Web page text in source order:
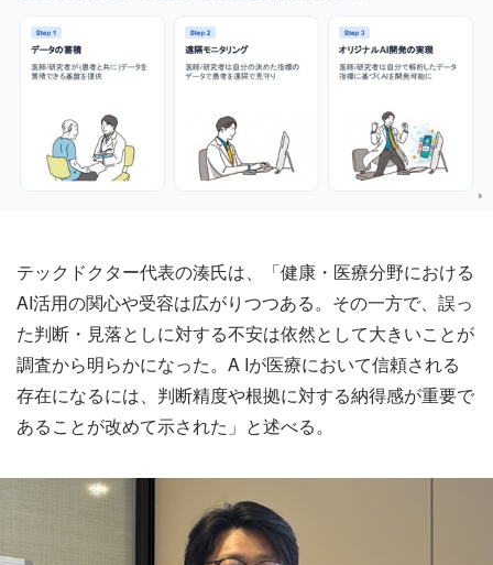
テックドクター代表の湊氏は、「健康・医療分野における
AI活用の関心や受容は広がりつつある。その一方で、誤っ
た判断・見落としに対する不安は依然として大きいことが
調査から明らかになった。A Iが医療において信頼される
存在になるには、判断精度や根拠に対する納得感が重要で
あることが改めて示された」と述べる。